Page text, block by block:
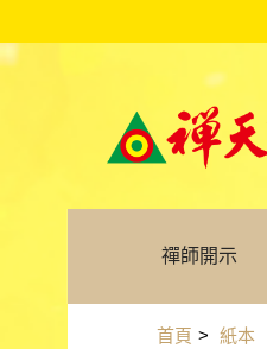
禪師開示
首頁 > 紙本